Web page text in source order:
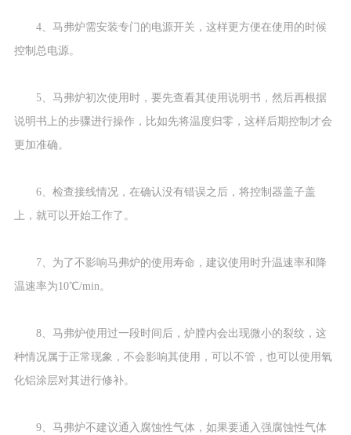
4、马弗炉需安装专门的电源开关，这样更方便在使用的时候
控制总电源。
5、马弗炉初次使用时，要先查看其使用说明书，然后再根据
说明书上的步骤进行操作，比如先将温度归零，这样后期控制才会
更加准确。
6、检查接线情况，在确认没有错误之后，将控制器盖子盖
上，就可以开始工作了。
7、为了不影响马弗炉的使用寿命，建议使用时升温速率和降
温速率为10℃/min。
8、马弗炉使用过一段时间后，炉膛内会出现微小的裂纹，这
种情况属于正常现象，不会影响其使用，可以不管，也可以使用氧
化铝涂层对其进行修补。
9、马弗炉不建议通入腐蚀性气体，如果要通入强腐蚀性气体